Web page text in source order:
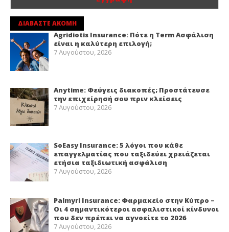
ΔΙΑΒΑΣΤΕ ΑΚΟΜΗ
Agridiotis Insurance: Πότε η Term Ασφάλιση
είναι η καλύτερη επιλογή;
7 Αυγούστου, 2026
Anytime: Φεύγεις διακοπές; Προστάτευσε
την επιχείρησή σου πριν κλείσεις
7 Αυγούστου, 2026
SoEasy Insurance: 5 λόγοι που κάθε
επαγγελματίας που ταξιδεύει χρειάζεται
ετήσια ταξιδιωτική ασφάλιση
7 Αυγούστου, 2026
Palmyri Insurance: Φαρμακείο στην Κύπρο –
Οι 4 σημαντικότεροι ασφαλιστικοί κίνδυνοι
που δεν πρέπει να αγνοείτε το 2026
7 Αυγούστου, 2026